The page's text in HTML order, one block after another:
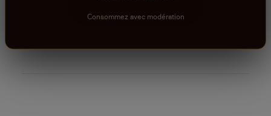
Consommez avec modération